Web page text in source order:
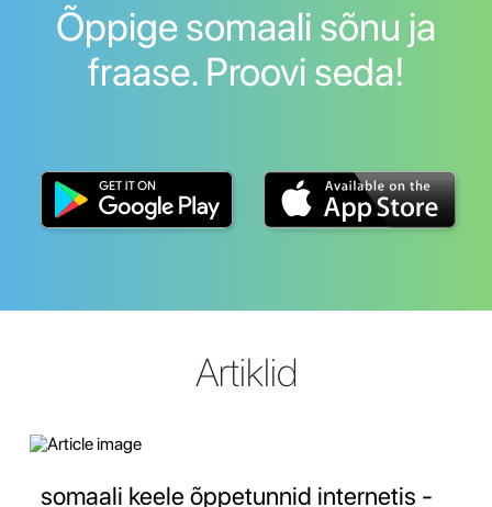
Õppige somaali sõnu ja
fraase. Proovi seda!
Artiklid
somaali keele õppetunnid internetis -